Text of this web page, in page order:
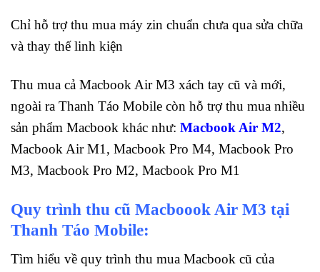
Chỉ hỗ trợ thu mua máy zin chuẩn chưa qua sửa chữa
và thay thế linh kiện
Thu mua cả Macbook Air M3 xách tay cũ và mới,
ngoài ra Thanh Táo Mobile còn hỗ trợ thu mua nhiều
sản phẩm Macbook khác như: Macbook Air M2,
Macbook Air M1, Macbook Pro M4, Macbook Pro
M3, Macbook Pro M2, Macbook Pro M1
Quy trình thu cũ Macboook Air M3 tại
Thanh Táo Mobile:
Tìm hiểu về quy trình thu mua Macbook cũ của